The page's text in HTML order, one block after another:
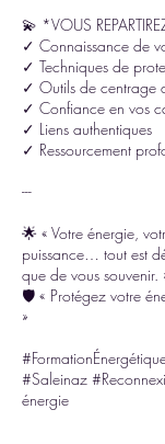
💫 *VOUS
✓ Connaissance de
✓ Techniques de
✓ Outils de centrage
✓ Confiance en vos
✓ Liens authentiques
✓ Ressourcement
---
🌟 « Votre énergie,
puissance… tout est
que de vous souvenir.
🛡 « Protégez votre
»
#Saleinaz